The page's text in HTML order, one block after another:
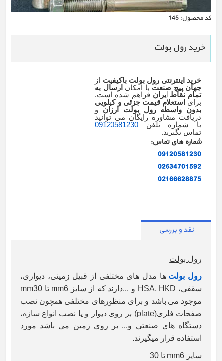
كد محصول: 145
خرید رول بولت
خرید اینترنتی رول بولت باکیفیت
از
جهان پیچ صنعت با امکان ارسال به
تمام نقاط ایران فراهم شده است.
برای
استعلام قیمت جزئی و کیلویی
بدون واسطه رول بولت ارزان و
دریافت مشاوره رایگان می توانید
با شماره تلفن 09120581230
تماس بگیرید.
شماره های تماس:
09120581230
02634701592
02166628875
نقد و بررسی
رول بولت
رول بولت ها مدل های مختلفی از قبیل زمینی، دیواری،
سقفی، HSA, HKD و ...دارند که از سایز 6 mm تا 30
mm
موجود می باشد و برای منظورهای مختلفی همچون نصب
صفحات فلزی(plate) بر روی دیوار و یا نصب انواع سازه،
دستگاه های صنعتی و... بر روی زمین می باشد مورد
استفاده قرار میگیرند.
سایز 6 mm تا 30